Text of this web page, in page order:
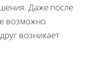
Даже после
возможно
возникает